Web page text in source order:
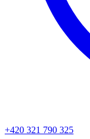
+420 321 790 325